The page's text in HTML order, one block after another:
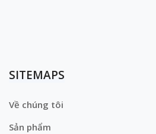
SITEMAPS
Về chúng tôi
Sản phẩm